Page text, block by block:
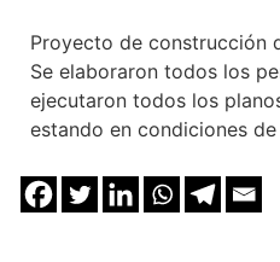
Proyecto de construcción
Se elaboraron todos los
ejecutaron todos los
estando en condiciones